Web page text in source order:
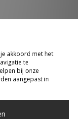
akkoord met het
te
bij onze
aangepast in